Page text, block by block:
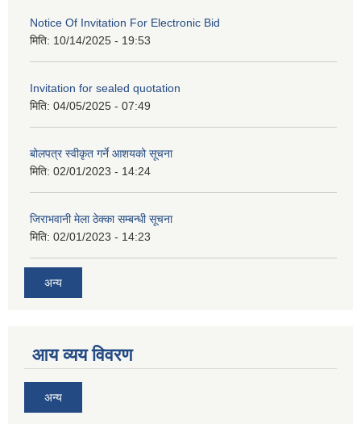
Notice Of Invitation For Electronic Bid
मिति: 10/14/2025 - 19:53
Invitation for sealed quotation
मिति: 04/05/2025 - 07:49
बोलपत्र स्वीकृत गर्ने आशयको सूचना
मिति: 02/01/2023 - 14:24
जिराभवानी मेला ठेक्का सम्बन्धी सूचना
मिति: 02/01/2023 - 14:23
अन्य
आय व्यय विवरण
अन्य